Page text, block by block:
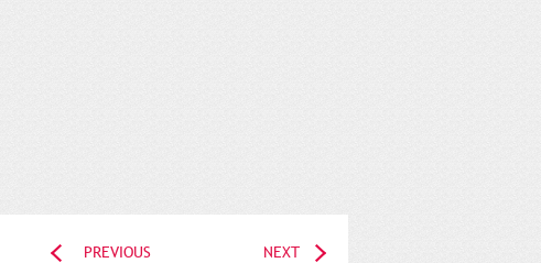
PREVIOUS NEXT